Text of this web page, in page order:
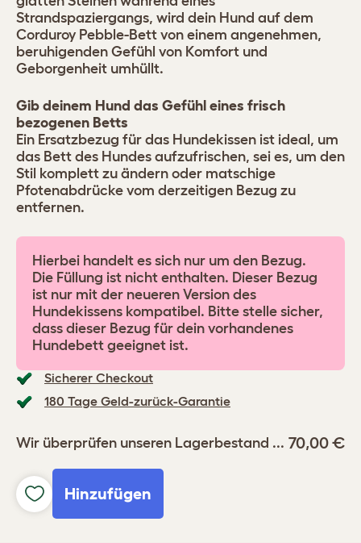
Sicherer Checkout
180 Tage Geld-zurück-Garantie
Wir überprüfen unseren Lagerbestand ... 70,00 €
Hinzufügen
Strandspaziergangs, wird dein Hund auf dem
Corduroy Pebble-Bett von einem angenehmen,
beruhigenden Gefühl von Komfort und
Geborgenheit umhüllt.
Gib deinem Hund das Gefühl eines frisch
bezogenen Betts
Ein Ersatzbezug für das Hundekissen ist ideal, um
das Bett des Hundes aufzufrischen, sei es, um den
Stil komplett zu ändern oder matschige
Pfotenabdrücke vom derzeitigen Bezug zu
entfernen.
Hierbei handelt es sich nur um den Bezug.
Die Füllung ist nicht enthalten. Dieser Bezug
ist nur mit der neueren Version des
Hundekissens kompatibel. Bitte stelle sicher,
dass dieser Bezug für dein vorhandenes
Hundebett geeignet ist.